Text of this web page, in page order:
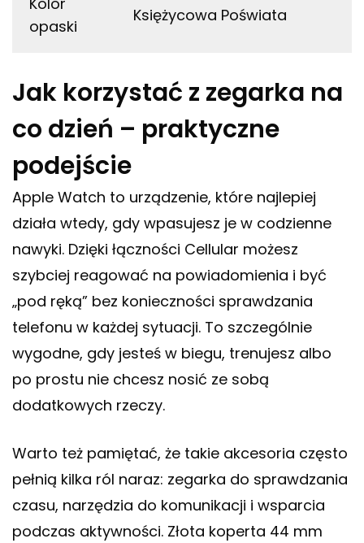
opaski
Księżycowa Poświata
Jak korzystać z zegarka na
co dzień – praktyczne
podejście
Apple Watch to urządzenie, które najlepiej
działa wtedy, gdy wpasujesz je w codzienne
nawyki. Dzięki łączności Cellular możesz
szybciej reagować na powiadomienia i być
„pod ręką” bez konieczności sprawdzania
telefonu w każdej sytuacji. To szczególnie
wygodne, gdy jesteś w biegu, trenujesz albo
po prostu nie chcesz nosić ze sobą
dodatkowych rzeczy.
Warto też pamiętać, że takie akcesoria często
pełnią kilka ról naraz: zegarka do sprawdzania
czasu, narzędzia do komunikacji i wsparcia
podczas aktywności. Złota koperta 44 mm